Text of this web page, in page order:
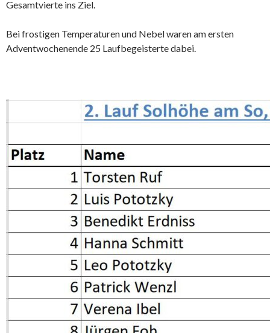
Gesamtvierte ins Ziel.
Bei frostigen Temperaturen und Nebel waren am ersten
Adventwochenende 25 Laufbegeisterte dabei.